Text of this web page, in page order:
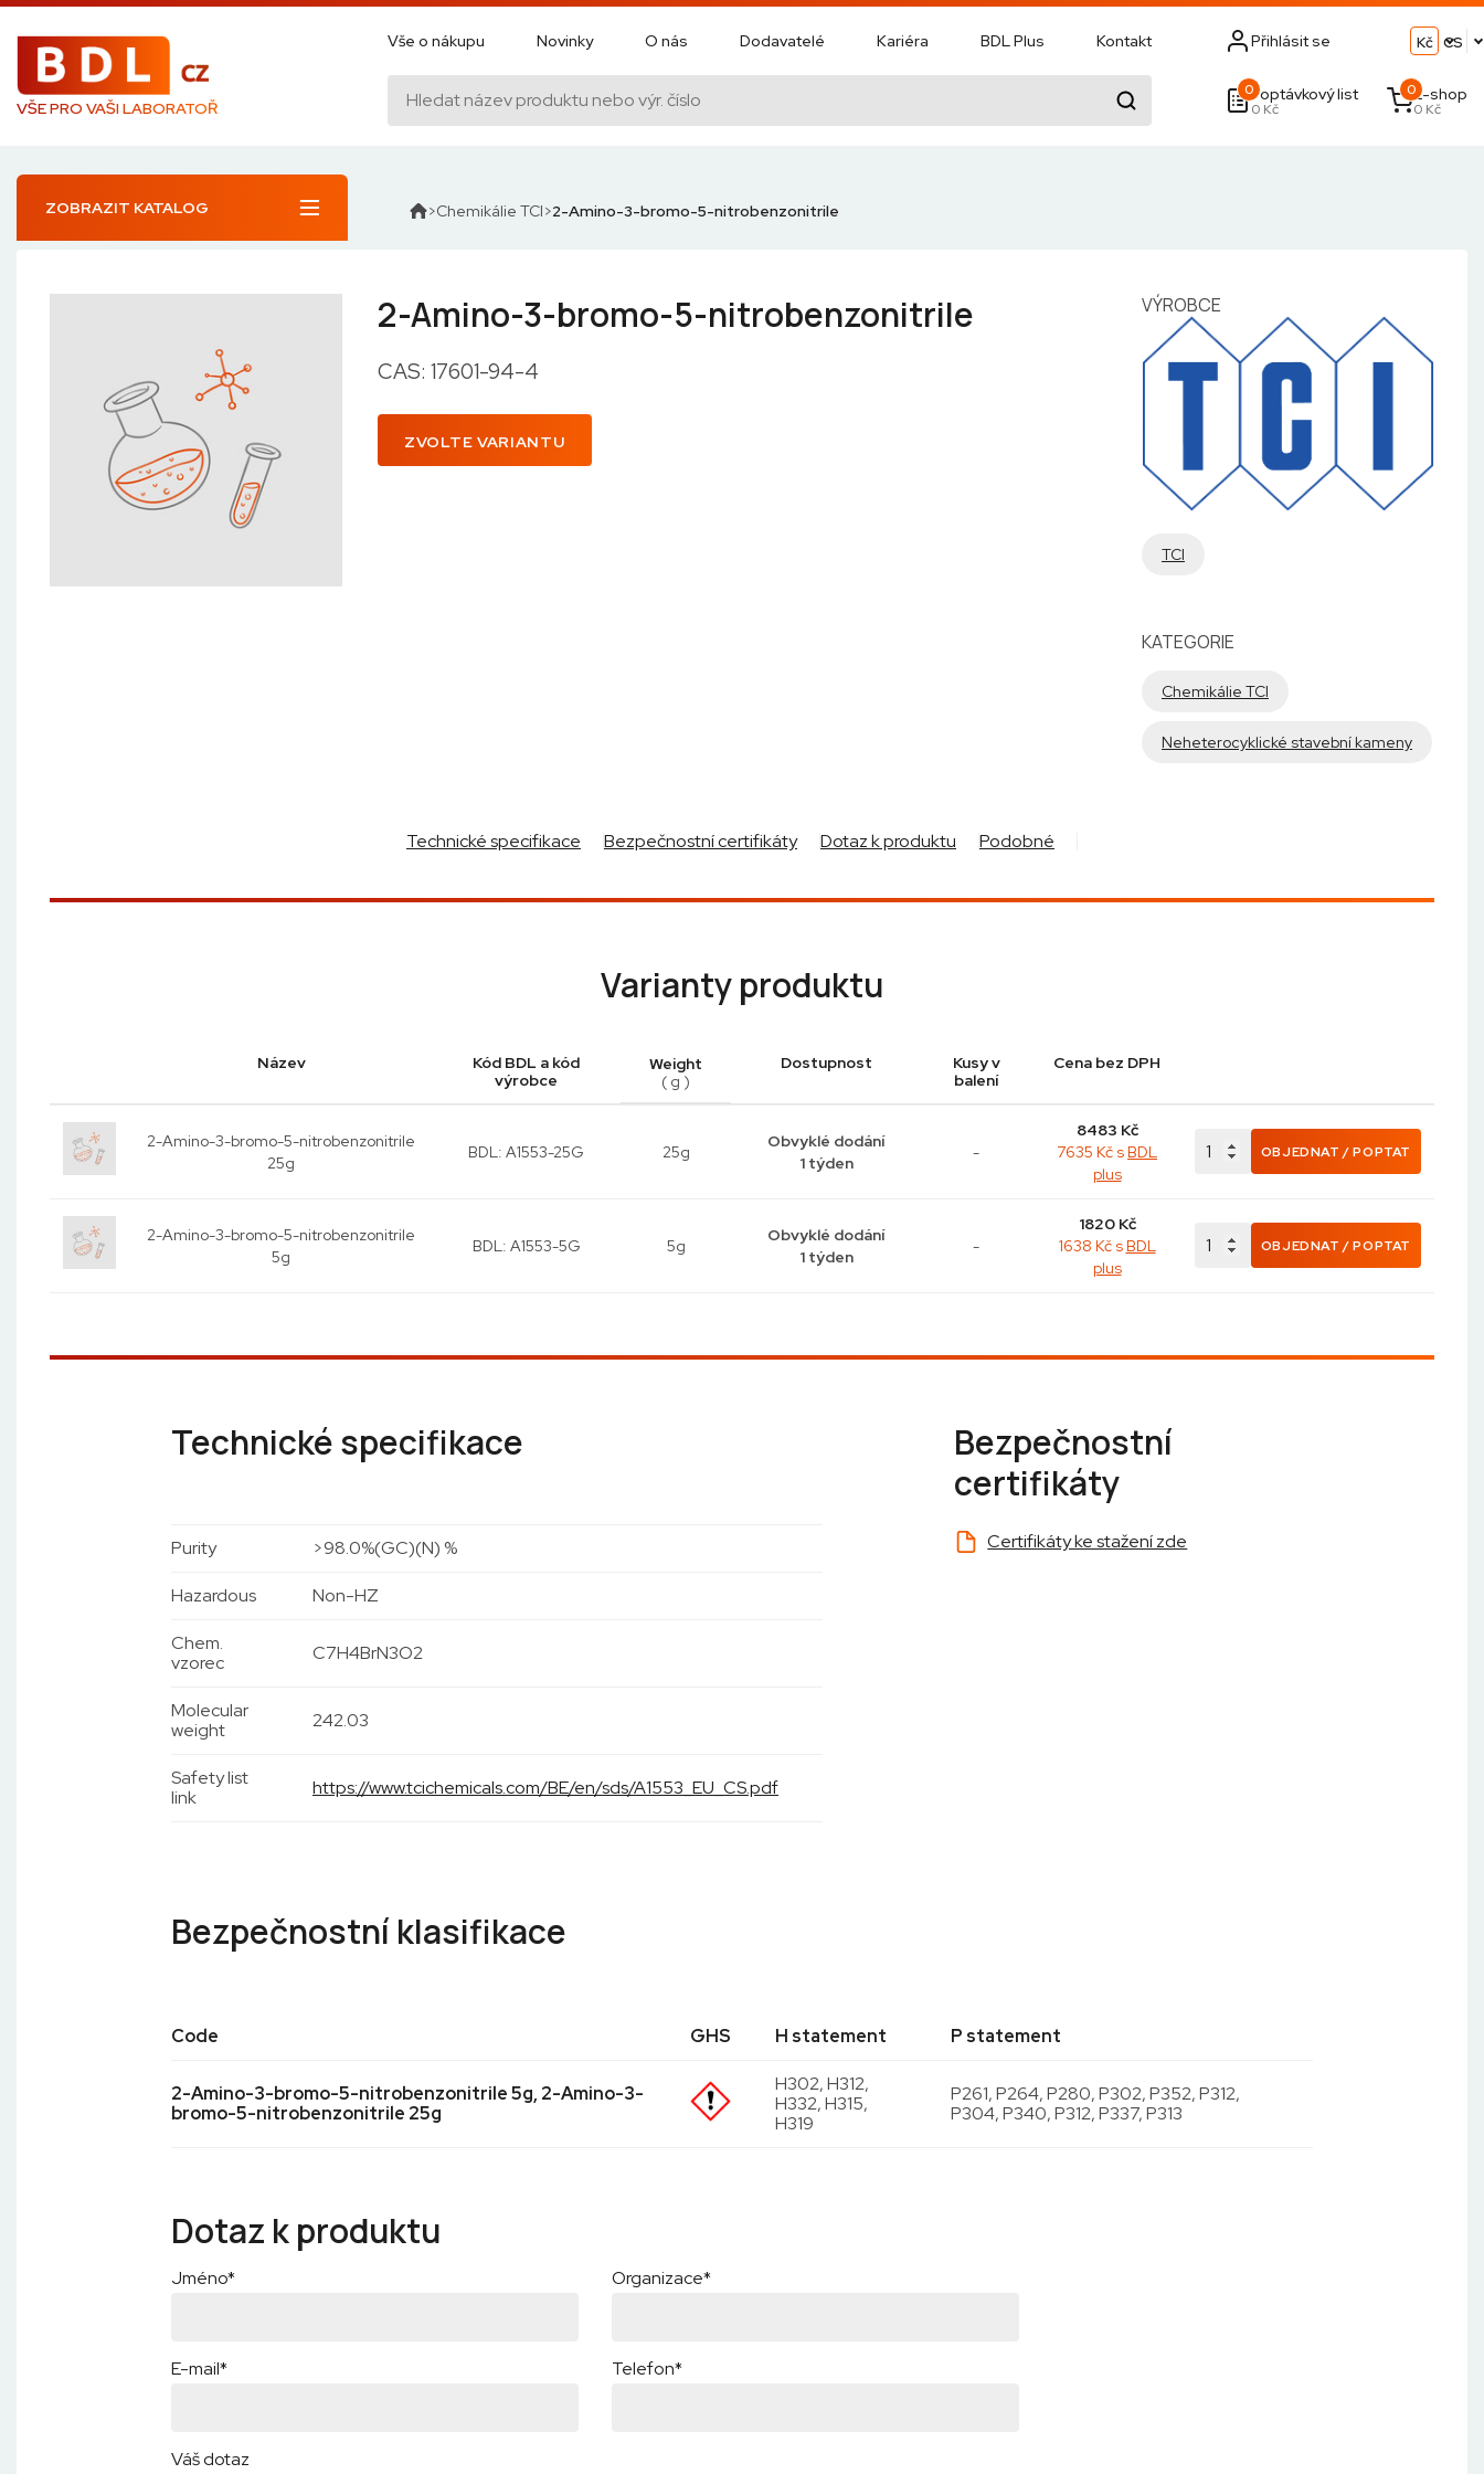
VŠE PRO VAŠI LABORATOŘ
Vše o nákupu Novinky O nás Dodavatelé Kariéra BDL Plus Kontakt Přihlásit se Kč CS
0Poptávkový list
0 Kč
0E-shop
0 Kč
ZOBRAZIT KATALOG Chemikálie TCI 2-Amino-3-bromo-5-nitrobenzonitrile
2-Amino-3-bromo-5-nitrobenzonitrile
CAS: 17601-94-4
ZVOLTE VARIANTU
VÝROBCE
TCI
KATEGORIE
Chemikálie TCI
Neheterocyklické stavební kameny
Technické specifikace Bezpečnostní certifikáty Dotaz k produktu Podobné
Varianty produktu
Název
Kód BDL a kód
výrobce
Weight
( g )
Dostupnost
Kusy v
balení
Cena bez DPH
2-Amino-3-bromo-5-nitrobenzonitrile
25g
BDL: A1553-25G 25g
Obvyklé dodání
1 týden
-
8483 Kč
7635 Kč sBDL
plus
OBJEDNAT / POPTAT
2-Amino-3-bromo-5-nitrobenzonitrile
5g
BDL: A1553-5G 5g
Obvyklé dodání
1 týden
-
1820 Kč
1638 Kč sBDL
plus
OBJEDNAT / POPTAT
Technické specifikace
Purity >98.0%(GC)(N) %
Hazardous Non-HZ
Chem.
vzorec
C7H4BrN3O2
Molecular
weight
242.03
Safety list
link
https://www.tcichemicals.com/BE/en/sds/A1553_EU_CS.pdf
Bezpečnostní
certifikáty
Certifikáty ke stažení zde
Bezpečnostní klasifikace
Code GHS H statement P statement
2-Amino-3-bromo-5-nitrobenzonitrile 5g, 2-Amino-3-
bromo-5-nitrobenzonitrile 25g
H302, H312,
H332, H315,
H319
P261, P264, P280, P302, P352, P312,
P304, P340, P312, P337, P313
Dotaz k produktu
Jméno* Organizace*
E-mail* Telefon*
Váš dotaz